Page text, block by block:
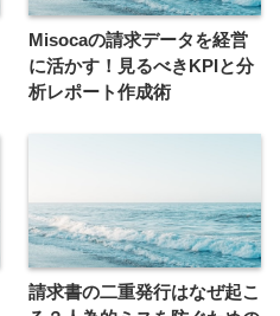
Misocaの請求データを経営
に活かす！見るべきKPIと分
析レポート作成術
請求書の二重発行はなぜ起こ